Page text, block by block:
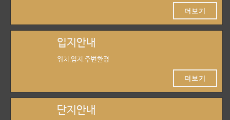
더보기
입지안내
위치,입지,주변환경
더보기
단지안내